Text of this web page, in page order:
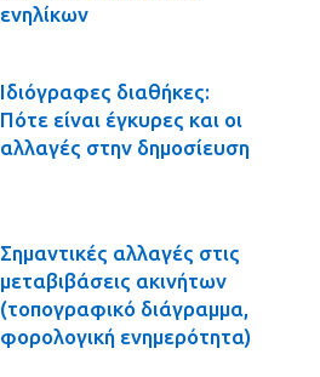
ενηλίκων
Ιδιόγραφες διαθήκες:
Πότε είναι έγκυρες και οι
αλλαγές στην δημοσίευση
Σημαντικές αλλαγές στις
μεταβιβάσεις ακινήτων
(τοπογραφικό διάγραμμα,
φορολογική ενημερότητα)